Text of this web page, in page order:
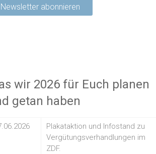
wir 2026 für Euch planen
getan haben
Plakataktion und Infostand zu
Vergütungsverhandlungen im
ZDF.